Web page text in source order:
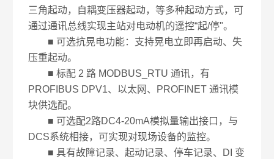
三角起动，自耦变压器起动，等多种起动方式，可
通过通讯总线实现主站对电动机的遥控“起/停"。
■ 可选抗晃电功能：支持晃电立即再启动、失
压重起动。
■ 标配 2 路 MODBUS_RTU 通讯，有
PROFIBUS DPV1、以太网、PROFINET 通讯模
块供选配。
■ 可选配2路DC4-20mA模拟量输出接口，与
DCS系统相接，可实现对现场设备的监控。
■ 具有故障记录、起动记录、停车记录、DI 变